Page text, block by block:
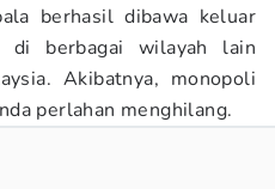
berhasil dibawa keluar
di berbagai wilayah lain
Akibatnya, monopoli
perlahan menghilang.